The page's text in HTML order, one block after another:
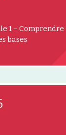
1 – Comprendre
bases